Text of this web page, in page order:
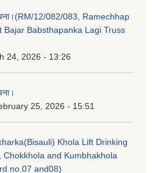
12/082/083, Ramechhap
Bajar Babsthapanka Lagi Truss
24, 2026 - 13:26
25, 2026 - 15:51
Khola Lift Drinking
and Kumbhakhola
no.07 and08)